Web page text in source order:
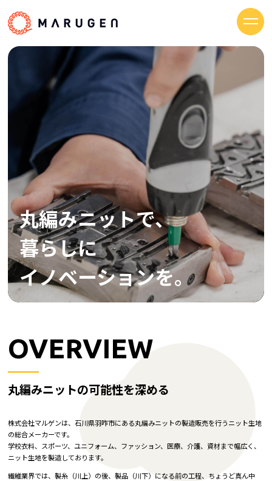
製品・製造について
技術紹介
会社情報
社長メッセージ
会社概要
株式会社マルゲン SDGs宣言
健康経営
事業継続力強化計画
社外ホットライン
働く環境
先輩たちの仕事
福利厚生・制度
数字で見るマルゲン
募集要項
丸編みニットで、
暮らしに
イノベーションを。
丸編みニットで、
暮らしに
イノベーションを。
丸編みニットで、
暮らしに
イノベーションを。
丸編みニットで、
暮らしに
イノベーションを。
OVERVIEW
丸編みニットの可能性を深める
株式会社マルゲンは、石川県羽咋市にある丸編みニットの製造販売を行うニット生地
の総合メーカーです。
学校衣料、スポーツ、ユニフォーム、ファッション、医療、介護、資材まで幅広く、
ニット生地を製造しております。
繊維業界では、製糸（川上）の後、製品（川下）になる前の工程、ちょうど真ん中